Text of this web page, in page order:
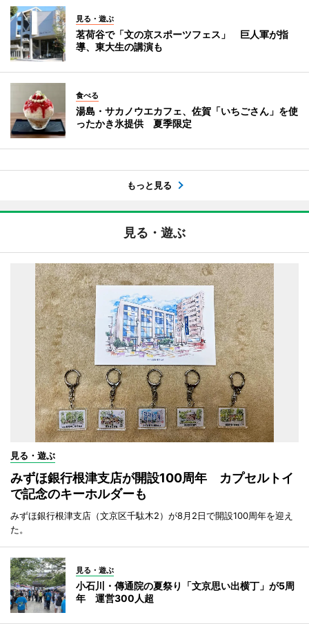
見る・遊ぶ
茗荷谷で「文の京スポーツフェス」 巨人軍が指
導、東大生の講演も
食べる
湯島・サカノウエカフェ、佐賀「いちごさん」を使
ったかき氷提供 夏季限定
もっと見る
見る・遊ぶ
見る・遊ぶ
みずほ銀行根津支店が開設100周年 カプセルトイ
で記念のキーホルダーも
みずほ銀行根津支店（文京区千駄木2）が8月2日で開設100周年を迎え
た。
見る・遊ぶ
小石川・傳通院の夏祭り「文京思い出横丁」が5周
年 運営300人超